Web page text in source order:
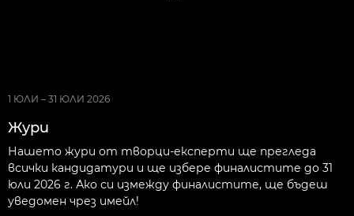
1 ЮЛИ – 31 ЮЛИ 2026
Жури
Нашето жури от творци-експерти ще прегледа
всички кандидатури и ще избере финалистите до 31
юли 2026 г. Ако си измежду финалистите, ще бъдеш
уведомен чрез имейл!